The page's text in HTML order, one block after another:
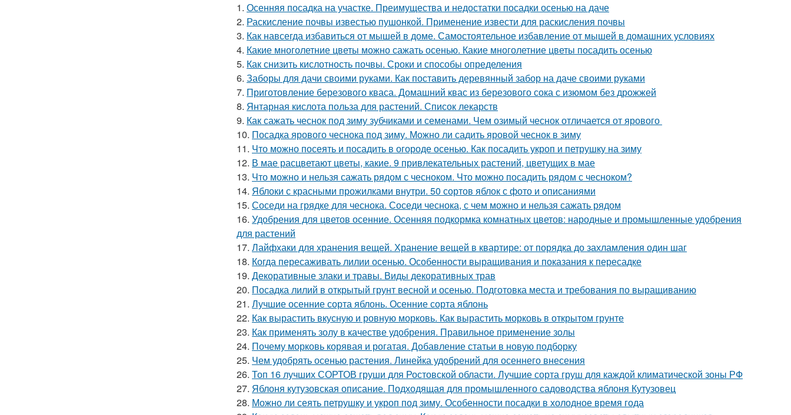
1. Осенняя посадка на участке. Преимущества и недостатки посадки осенью на даче
2. Раскисление почвы известью пушонкой. Применение извести для раскисления почвы
3. Как навсегда избавиться от мышей в доме. Самостоятельное избавление от мышей в домашних условиях
4. Какие многолетние цветы можно сажать осенью. Какие многолетние цветы посадить осенью
5. Как снизить кислотность почвы. Сроки и способы определения
6. Заборы для дачи своими руками. Как поставить деревянный забор на даче своими руками
7. Приготовление березового кваса. Домашний квас из березового сока с изюмом без дрожжей
8. Янтарная кислота польза для растений. Список лекарств
9. Как сажать чеснок под зиму зубчиками и семенами. Чем озимый чеснок отличается от ярового
10. Посадка ярового чеснока под зиму. Можно ли садить яровой чеснок в зиму
11. Что можно посеять и посадить в огороде осенью. Как посадить укроп и петрушку на зиму
12. В мае расцветают цветы, какие. 9 привлекательных растений, цветущих в мае
13. Что можно и нельзя сажать рядом с чесноком. Что можно посадить рядом с чесноком?
14. Яблоки с красными прожилками внутри. 50 сортов яблок с фото и описаниями
15. Соседи на грядке для чеснока. Соседи чеснока, с чем можно и нельзя сажать рядом
16. Удобрения для цветов осенние. Осенняя подкормка комнатных цветов: народные и промышленные удобрения
для растений
17. Лайфхаки для хранения вещей. Хранение вещей в квартире: от порядка до захламления один шаг
18. Когда пересаживать лилии осенью. Особенности выращивания и показания к пересадке
19. Декоративные злаки и травы. Виды декоративных трав
20. Посадка лилий в открытый грунт весной и осенью. Подготовка места и требования по выращиванию
21. Лучшие осенние сорта яблонь. Осенние сорта яблонь
22. Как вырастить вкусную и ровную морковь. Как вырастить морковь в открытом грунте
23. Как применять золу в качестве удобрения. Правильное применение золы
24. Почему морковь корявая и рогатая. Добавление статьи в новую подборку
25. Чем удобрять осенью растения. Линейка удобрений для осеннего внесения
26. Топ 16 лучших СОРТОВ груши для Ростовской области. Лучшие сорта груш для каждой климатической зоны РФ
27. Яблоня кутузовская описание. Подходящая для промышленного садоводства яблоня Кутузовец
28. Можно ли сеять петрушку и укроп под зиму. Особенности посадки в холодное время года